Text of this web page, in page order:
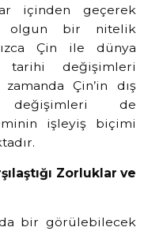
içinden geçerek
olgun bir nitelik
Çin ile dünya
tarihi değişimleri
Çin’in dış
değişimleri de
işleyiş biçimi
Zorluklar ve
bir görülebilecek